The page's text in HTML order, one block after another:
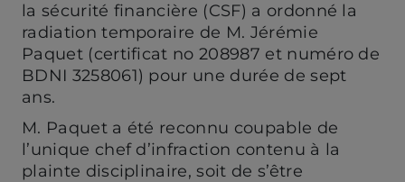
la sécurité financière (CSF) a ordonné la
radiation temporaire de M. Jérémie
Paquet (certificat no 208987 et numéro de
BDNI 3258061) pour une durée de sept
ans.
M. Paquet a été reconnu coupable de
l’unique chef d’infraction contenu à la
plainte disciplinaire, soit de s’être